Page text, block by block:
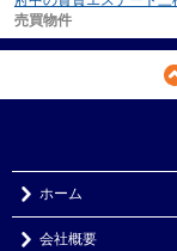
売買物件
ホーム
会社概要